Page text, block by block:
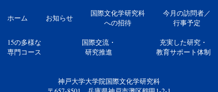
ホーム お知らせ
国際文化学研究科
への招待
今月の訪問者／
行事予定
15の多様な
専門コース
国際交流・
研究推進
充実した研究・
教育サポート体制
神戸大学大学院国際文化学研究科